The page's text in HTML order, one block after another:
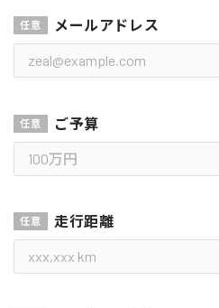
メールアドレス
ご予算
走行距離